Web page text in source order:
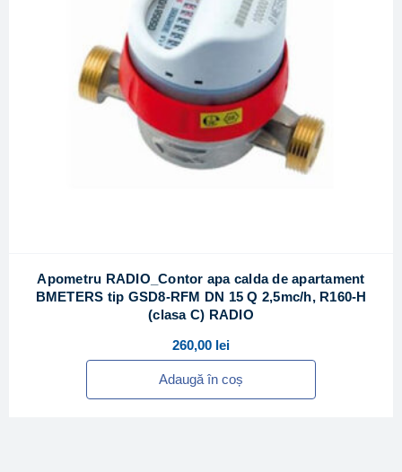
Apometru RADIO_Contor apa calda de apartament
BMETERS tip GSD8-RFM DN 15 Q 2,5mc/h, R160-H
(clasa C) RADIO
260,00 lei
Adaugă în coș